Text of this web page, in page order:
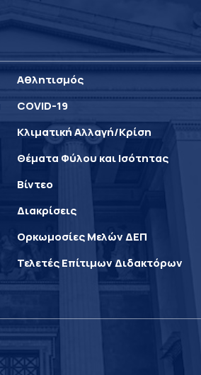
Αθλητισμός
COVID-19
Κλιματική Αλλαγή/Κρίση
Θέματα Φύλου και Ισότητας
Βίντεο
Διακρίσεις
Ορκωμοσίες Μελών ΔΕΠ
Τελετές Επίτιμων Διδακτόρων